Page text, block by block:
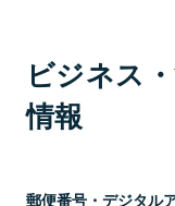
ビジネス
情報
郵便番号・デジタル